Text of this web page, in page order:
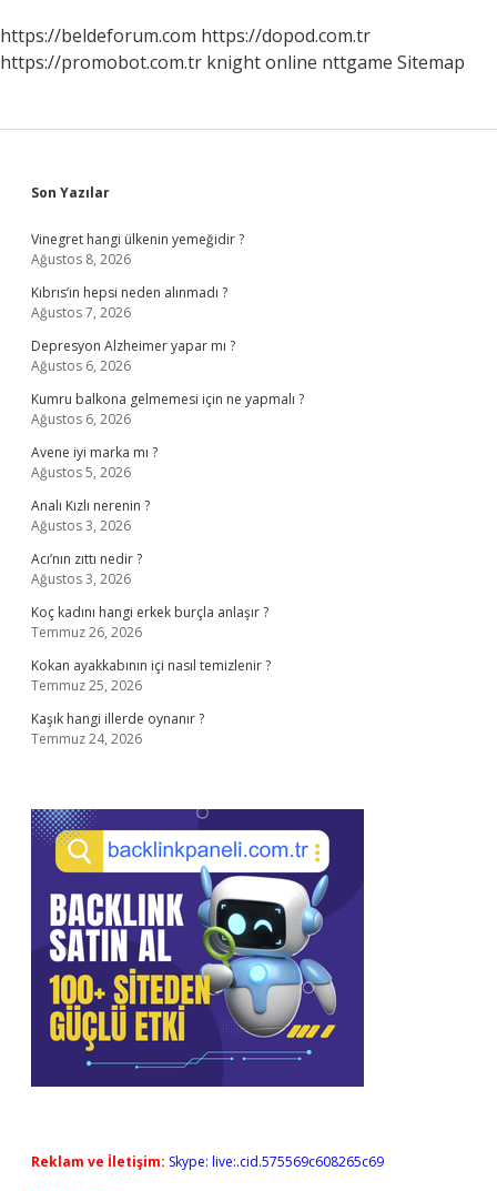
https://beldeforum.com https://dopod.com.tr
https://promobot.com.tr knight online nttgame Sitemap
Sidebar
Son Yazılar
Vinegret hangi ülkenin yemeğidir ?
Ağustos 8, 2026
Kıbrıs’ın hepsi neden alınmadı ?
Ağustos 7, 2026
Depresyon Alzheimer yapar mı ?
Ağustos 6, 2026
Kumru balkona gelmemesi için ne yapmalı ?
Ağustos 6, 2026
Avene iyi marka mı ?
Ağustos 5, 2026
Analı Kızlı nerenin ?
Ağustos 3, 2026
Acı’nın zıttı nedir ?
Ağustos 3, 2026
Koç kadını hangi erkek burçla anlaşır ?
Temmuz 26, 2026
Kokan ayakkabının içi nasıl temizlenir ?
Temmuz 25, 2026
Kaşık hangi illerde oynanır ?
Temmuz 24, 2026
Reklam ve İletişim: Skype: live:.cid.575569c608265c69